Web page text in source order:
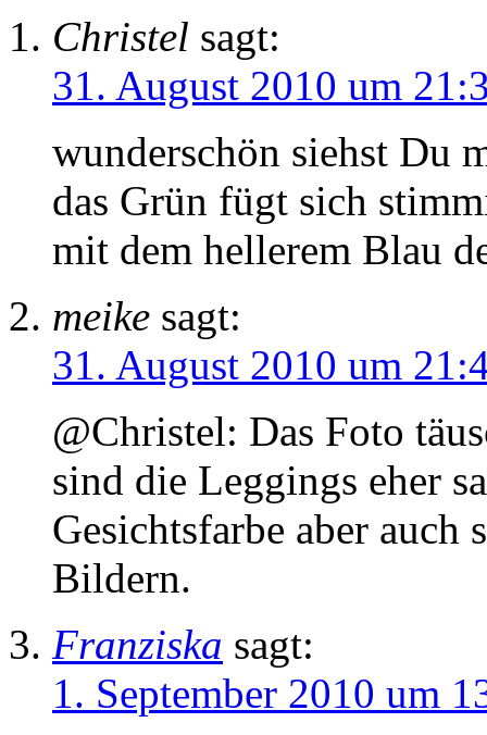
Christel sagt:
31. August 2010 um
wunderschön siehst Du
das Grün fügt sich
mit dem hellerem Blau
meike sagt:
31. August 2010 um
@Christel: Das Foto
sind die Leggings eher
Gesichtsfarbe aber auch
Bildern.
Franziska sagt:
1. September 2010 um